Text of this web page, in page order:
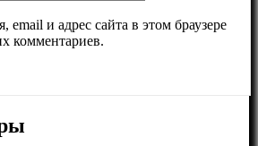
email и адрес сайта в этом браузере
комментариев.